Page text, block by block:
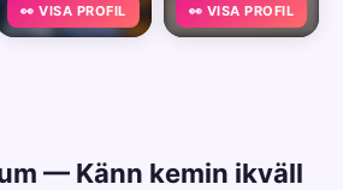
👀 VISA PROFIL 👀 VISA PROFIL
— Känn kemin ikväll